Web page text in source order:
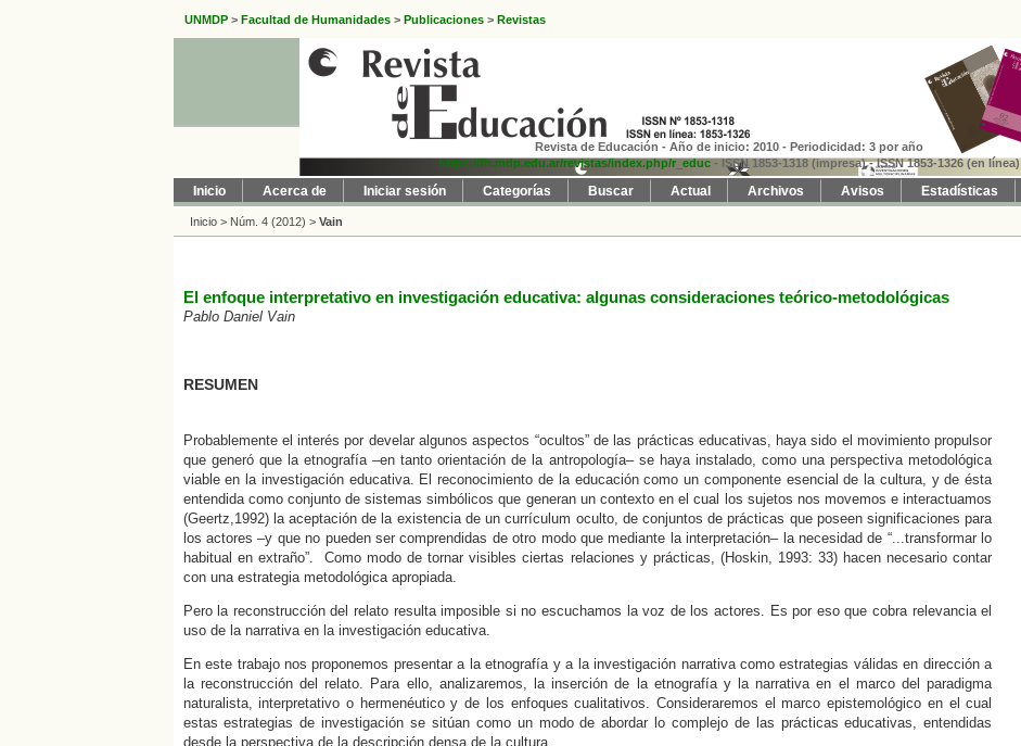
UNMDP > Facultad de Humanidades > Publicaciones > Revistas
Revista de Educación - Año de inicio: 2010 - Periodicidad: 3 por año
https://fh.mdp.edu.ar/revistas/index.php/r_educ - ISSN 1853-1318 (impresa) - ISSN 1853-1326 (en línea)
Inicio Acerca de Iniciar sesión Categorías Buscar Actual Archivos Avisos Estadísticas
Inicio > Núm. 4 (2012) > Vain
El enfoque interpretativo en investigación educativa: algunas consideraciones teórico-metodológicas
Pablo Daniel Vain
RESUMEN
Probablemente el interés por develar algunos aspectos “ocultos” de las prácticas educativas, haya sido el movimiento propulsor
que generó que la etnografía –en tanto orientación de la antropología– se haya instalado, como una perspectiva metodológica
viable en la investigación educativa. El reconocimiento de la educación como un componente esencial de la cultura, y de ésta
entendida como conjunto de sistemas simbólicos que generan un contexto en el cual los sujetos nos movemos e interactuamos
(Geertz,1992) la aceptación de la existencia de un currículum oculto, de conjuntos de prácticas que poseen significaciones para
los actores –y que no pueden ser comprendidas de otro modo que mediante la interpretación– la necesidad de “...transformar lo
habitual en extraño”. Como modo de tornar visibles ciertas relaciones y prácticas, (Hoskin, 1993: 33) hacen necesario contar
con una estrategia metodológica apropiada.
Pero la reconstrucción del relato resulta imposible si no escuchamos la voz de los actores. Es por eso que cobra relevancia el
uso de la narrativa en la investigación educativa.
En este trabajo nos proponemos presentar a la etnografía y a la investigación narrativa como estrategias válidas en dirección a
la reconstrucción del relato. Para ello, analizaremos, la inserción de la etnografía y la narrativa en el marco del paradigma
naturalista, interpretativo o hermenéutico y de los enfoques cualitativos. Consideraremos el marco epistemológico en el cual
estas estrategias de investigación se sitúan como un modo de abordar lo complejo de las prácticas educativas, entendidas
desde la perspectiva de la descripción densa de la cultura.